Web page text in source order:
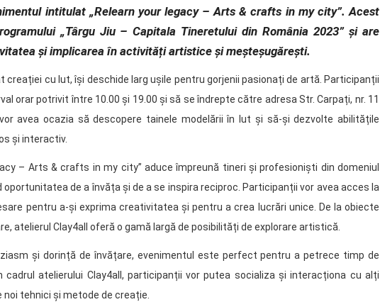
intitulat „Relearn your legacy – Arts & crafts in my city”. Acest
„Târgu Jiu – Capitala Tineretului din România 2023” și are
și implicarea în activități artistice și meșteșugărești.
creației cu lut, își deschide larg ușile pentru gorjenii pasionați de artă. Participanții
orar potrivit între 10.00 și 19.00 și să se îndrepte către adresa Str. Carpați, nr. 11
avea ocazia să descopere tainele modelării în lut și să-și dezvolte abilitățile
și interactiv.
– Arts & crafts in my city” aduce împreună tineri și profesioniști din domeniul
de a învăța și de a se inspira reciproc. Participanții vor avea acces la
pentru a-și exprima creativitatea și pentru a crea lucrări unice. De la obiecte
atelierul Clay4all oferă o gamă largă de posibilități de explorare artistică.
și dorință de învățare, evenimentul este perfect pentru a petrece timp de
atelierului Clay4all, participanții vor putea socializa și interacționa cu alți
tehnici și metode de creație.